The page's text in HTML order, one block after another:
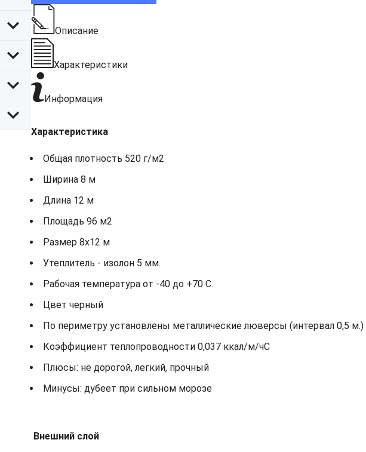
Описание
Характеристики
Информация
Характеристика
Общая плотность 520 г/м2
Ширина 8 м
Длина 12 м
Площадь 96 м2
Размер 8х12 м
Утеплитель - изолон 5 мм.
Рабочая температура от -40 до +70 С.
Цвет черный
По периметру установлены металлические люверсы (интервал 0,5 м.)
Коэффициент теплопроводности 0,037 ккал/м/чС
Плюсы: не дорогой, легкий, прочный
Минусы: дубеет при сильном морозе
Внешний слой